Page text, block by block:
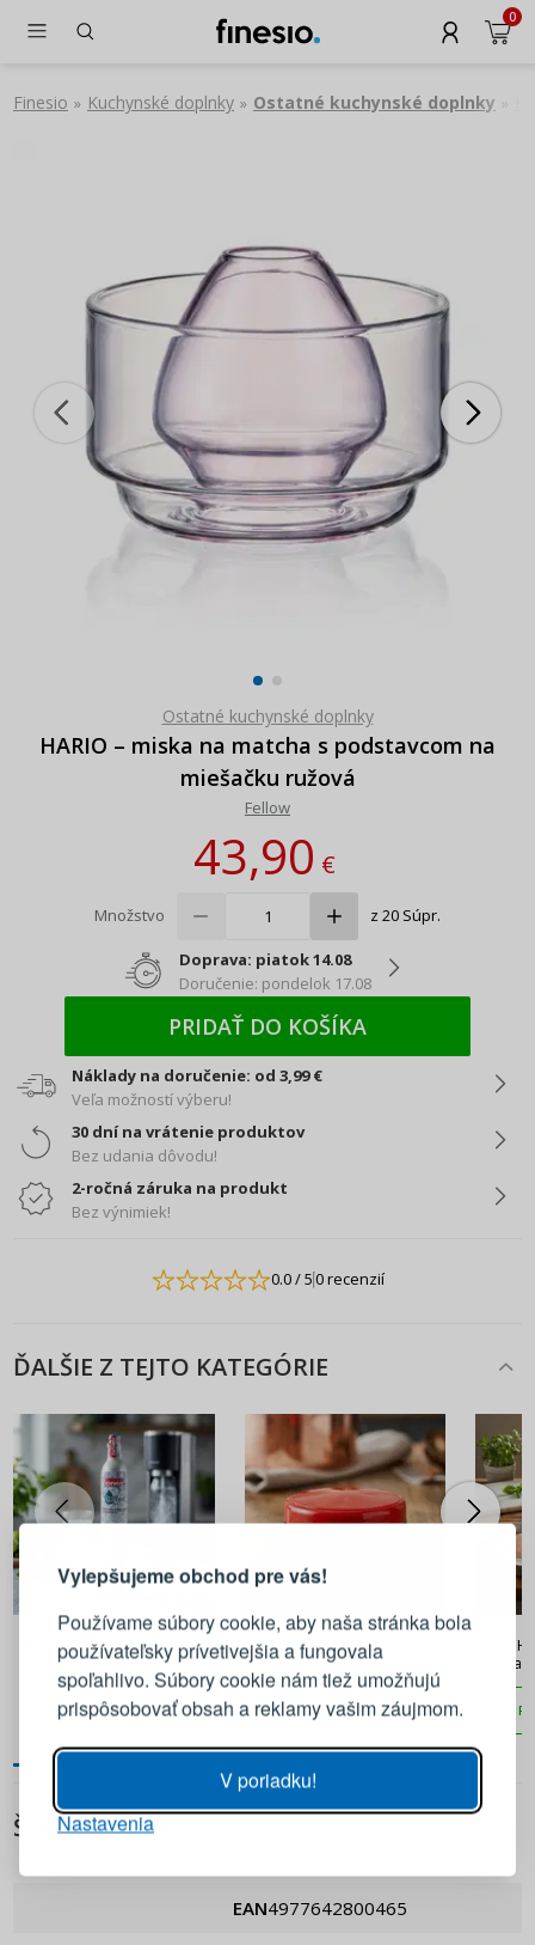
Vylepšujeme obchod pre vás!
Používame súbory cookie, aby naša stránka bola
používateľsky prívetivejšia a fungovala
spoľahlivo. Súbory cookie nám tiež umožňujú
prispôsobovať obsah a reklamy vašim záujmom.
V poriadku!
Nastavenia
0
Finesio » Kuchynské doplnky » Ostatné kuchynské doplnky »
Ostatné kuchynské doplnky
HARIO – miska na matcha s podstavcom na
miešačku ružová
Fellow
43,90€
Množstvo z 20 Súpr.
Doprava: piatok 14.08
Doručenie: pondelok 17.08
PRIDAŤ DO KOŠÍKA
Náklady na doručenie: od 3,99 €
Veľa možností výberu!
30 dní na vrátenie produktov
Bez udania dôvodu!
2-ročná záruka na produkt
Bez výnimiek!
0.0/ 50 recenzií
ĎALŠIE Z TEJTO KATEGÓRIE
44,90 €
Náplň do sifónu na sýtené
nápoje oceľový CO2 -
AQUADREAM 425 g
PRIDAŤ DO KOŠÍKA
31,90 €
DE BUYER Pate a Polir 150 ml
- pasta na čistenie medi
PRIDAŤ DO KOŠÍKA
sada
ŠPECIFIKÁCIA
EAN 4977642800465
PRIHLÁSENIE REGISTRÁCIA
Prihláste sa k svojmu účtu
PRIHLÁSIŤ SA